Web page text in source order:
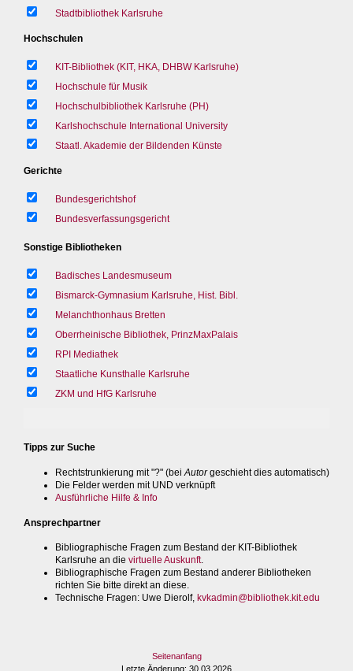
Stadtbibliothek Karlsruhe
Hochschulen
KIT-Bibliothek (KIT, HKA, DHBW Karlsruhe)
Hochschule für Musik
Hochschulbibliothek Karlsruhe (PH)
Karlshochschule International University
Staatl. Akademie der Bildenden Künste
Gerichte
Bundesgerichtshof
Bundesverfassungsgericht
Sonstige Bibliotheken
Badisches Landesmuseum
Bismarck-Gymnasium Karlsruhe, Hist. Bibl.
Melanchthonhaus Bretten
Oberrheinische Bibliothek, PrinzMaxPalais
RPI Mediathek
Staatliche Kunsthalle Karlsruhe
ZKM und HfG Karlsruhe
Tipps zur Suche
Rechtstrunkierung mit "?" (bei Autorgeschieht dies automatisch)
Die Felder werden mit UND verknüpft
Ausführliche Hilfe & Info
Ansprechpartner
Bibliographische Fragen zum Bestand der KIT-Bibliothek
Karlsruhe an die virtuelle Auskunft.
Bibliographische Fragen zum Bestand anderer Bibliotheken
richten Sie bitte direkt an diese.
Technische Fragen: Uwe Dierolf, kvkadmin@bibliothek.kit.edu
Seitenanfang
Letzte Änderung: 30.03.2026